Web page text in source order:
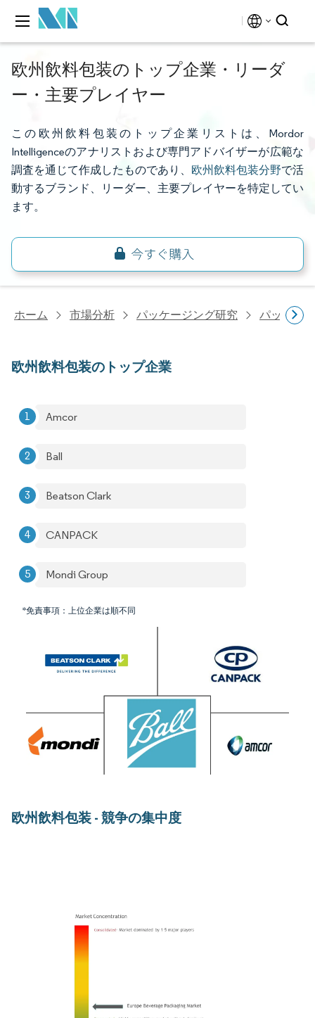
欧州飲料包装のトップ企業・リーダ
ー・主要プレイヤー
この欧州飲料包装のトップ企業リストは、Mordor
Intelligenceのアナリストおよび専門アドバイザーが広範な
調査を通じて作成したものであり、 欧州飲料包装分野で活
動するブランド、リーダー、主要プレイヤーを特定してい
ます。
ホーム 市場分析 パッケージング研究 パッケー
欧州飲料包装のトップ企業
Amcor
Ball
Beatson Clark
CANPACK
Mondi Group
*免責事項：上位企業は順不同
欧州飲料包装 - 競争の集中度